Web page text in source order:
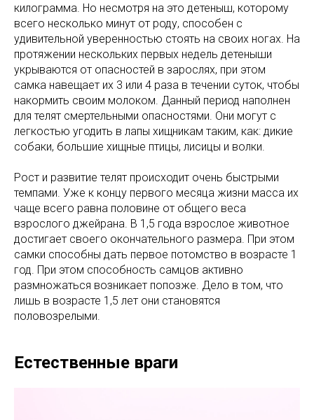
килограмма. Но несмотря на это детеныш, которому
всего несколько минут от роду, способен с
удивительной уверенностью стоять на своих ногах. На
протяжении нескольких первых недель детеныши
укрываются от опасностей в зарослях, при этом
самка навещает их 3 или 4 раза в течении суток, чтобы
накормить своим молоком. Данный период наполнен
для телят смертельными опасностями. Они могут с
легкостью угодить в лапы хищникам таким, как: дикие
собаки, большие хищные птицы, лисицы и волки.
Рост и развитие телят происходит очень быстрыми
темпами. Уже к концу первого месяца жизни масса их
чаще всего равна половине от общего веса
взрослого джейрана. В 1,5 года взрослое животное
достигает своего окончательного размера. При этом
самки способны дать первое потомство в возрасте 1
год. При этом способность самцов активно
размножаться возникает попозже. Дело в том, что
лишь в возрасте 1,5 лет они становятся
половозрелыми.
Естественные враги